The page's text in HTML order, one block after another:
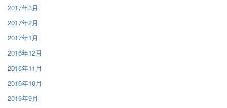
2017年3月
2017年2月
2017年1月
2016年12月
2016年11月
2016年10月
2016年9月